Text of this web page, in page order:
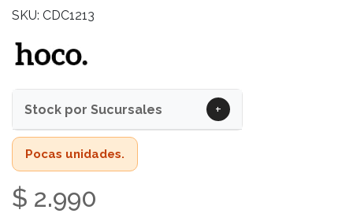
SKU: CDC1213
Stock por Sucursales +
Pocas unidades.
$ 2.990